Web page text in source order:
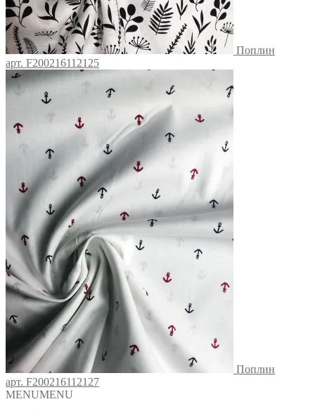
Поплин
арт. F200216112125
Поплин
арт. F200216112127
MENUMENU